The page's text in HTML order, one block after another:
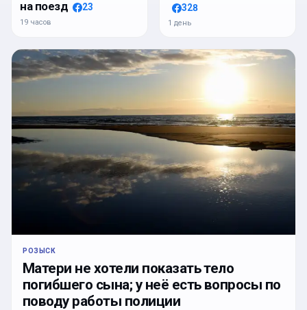
на поезд 23
19 часов
328
1 день
РОЗЫСК
Матери не хотели показать тело
погибшего сына; у неё есть вопросы по
поводу работы полиции